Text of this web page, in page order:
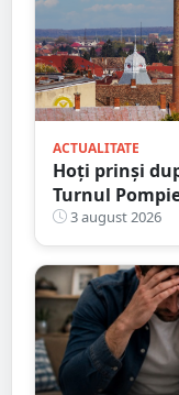
ACTUALITATE
Hoți prinși
Turnul
pază
3 august 2026